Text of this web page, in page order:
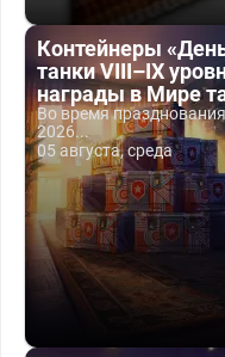
Контейнеры
танки VIII–IX
награды в Мире
Во время
2026...
05 августа, среда